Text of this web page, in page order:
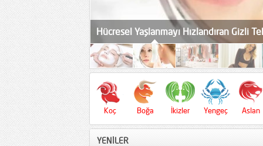
Hücresel Yaşlanmayı Hızlandıran Gizli
Koç Boğa İkizler Yengeç Aslan
YENİLER